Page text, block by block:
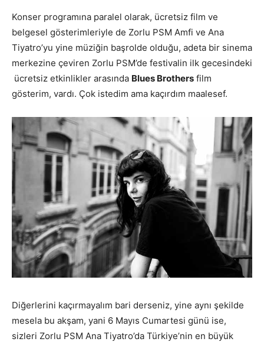
Konser programına paralel olarak, ücretsiz film ve
belgesel gösterimleriyle de Zorlu PSM Amfi ve Ana
Tiyatro’yu yine müziğin başrolde olduğu, adeta bir sinema
merkezine çeviren Zorlu PSM’de festivalin ilk gecesindeki
ücretsiz etkinlikler arasında Blues Brothers film
gösterim, vardı. Çok istedim ama kaçırdım maalesef.
Diğerlerini kaçırmayalım bari derseniz, yine aynı şekilde
mesela bu akşam, yani 6 Mayıs Cumartesi günü ise,
sizleri Zorlu PSM Ana Tiyatro’da Türkiye’nin en büyük